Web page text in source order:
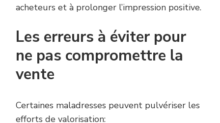
acheteurs et à prolonger l’impression positive.
Les erreurs à éviter pour
ne pas compromettre la
vente
Certaines maladresses peuvent pulvériser les
efforts de valorisation: